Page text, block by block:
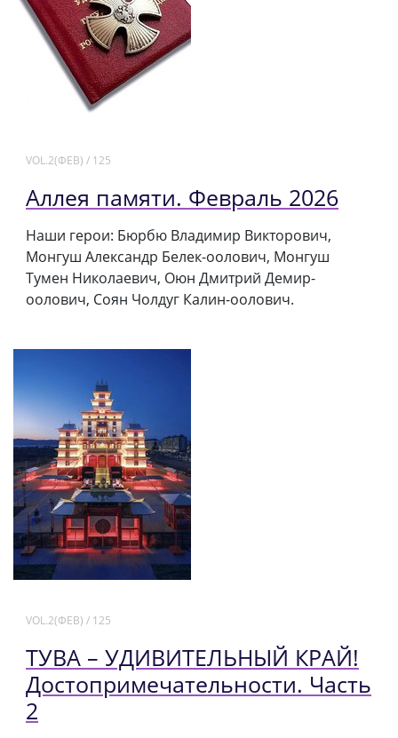
VOL.2(ФЕВ) / 125
Аллея памяти. Февраль 2026
Наши герои: Бюрбю Владимир Викторович,
Монгуш Александр Белек-оолович, Монгуш
Тумен Николаевич, Оюн Дмитрий Демир-
оолович, Соян Чолдуг Калин-оолович.
VOL.2(ФЕВ) / 125
ТУВА – УДИВИТЕЛЬНЫЙ КРАЙ!
Достопримечательности. Часть
2